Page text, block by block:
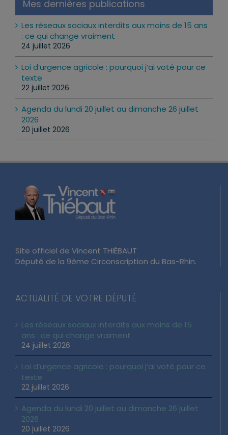
Mes dernières publications
Les réseaux sociaux interdits aux moins de 15 ans
: ce qui change vraiment
24 juillet 2026
Loi d’urgence agricole : pourquoi j’ai voté pour ce
texte
22 juillet 2026
Agenda du lundi 20 juillet au dimanche 26 juillet
2026
20 juillet 2026
Site officiel de Vincent THIÉBAUT
Député de la 9ème Circonscription du Bas-Rhin.
ACTUALITÉ DE VOTRE DÉPUTÉ
Les réseaux sociaux interdits aux moins de 15
ans : ce qui change vraiment
24 juillet 2026
Loi d’urgence agricole : pourquoi j’ai voté pour ce
texte
22 juillet 2026
Agenda du lundi 20 juillet au dimanche 26 juillet
2026
20 juillet 2026